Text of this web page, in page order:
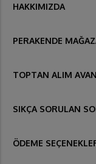
HAKKIMIZDA
PERAKENDE
TOPTAN ALIM
SIKÇA SORULAN
ÖDEME